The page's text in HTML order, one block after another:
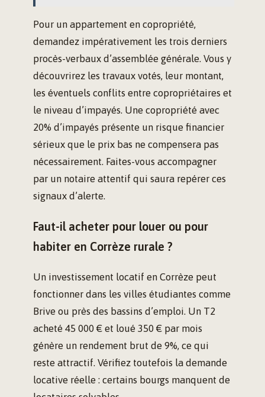
Pour un appartement en copropriété,
demandez impérativement les trois derniers
procès-verbaux d’assemblée générale. Vous y
découvrirez les travaux votés, leur montant,
les éventuels conflits entre copropriétaires et
le niveau d’impayés. Une copropriété avec
20% d’impayés présente un risque financier
sérieux que le prix bas ne compensera pas
nécessairement. Faites-vous accompagner
par un notaire attentif qui saura repérer ces
signaux d’alerte.
Faut-il acheter pour louer ou pour
habiter en Corrèze rurale ?
Un investissement locatif en Corrèze peut
fonctionner dans les villes étudiantes comme
Brive ou près des bassins d’emploi. Un T2
acheté 45 000 € et loué 350 € par mois
génère un rendement brut de 9%, ce qui
reste attractif. Vérifiez toutefois la demande
locative réelle : certains bourgs manquent de